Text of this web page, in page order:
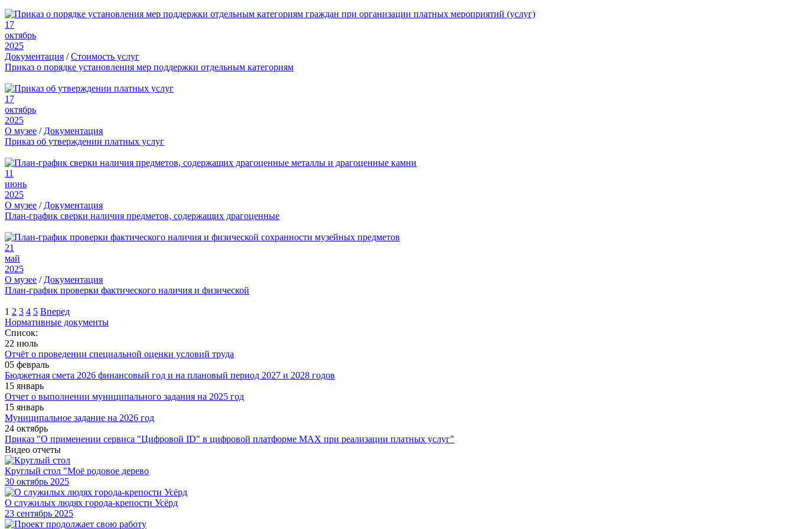
17
октябрь
2025
Документация /Стоимость услуг
Приказ о порядке установления мер поддержки отдельным категориям
17
октябрь
2025
О музее / Документация
Приказ об утверждении платных услуг
11
июнь
2025
О музее / Документация
План-график сверки наличия предметов, содержащих драгоценные
21
май
2025
О музее / Документация
План-график проверки фактического наличия и физической
1 2 3 4 5 Вперед
Нормативные документы
Список:
22 июль
Отчёт о проведении специальной оценки условий труда
05 февраль
Бюджетная смета 2026 финансовый год и на плановый период 2027 и 2028 годов
15 январь
Отчет о выполнении муниципального задания на 2025 год
15 январь
Муниципальное задание на 2026 год
24 октябрь
Приказ "О применении сервиса "Цифровой ID" в цифровой платформе МАХ при реализации платных услуг"
Видео отчеты
Круглый стол "Моё родовое дерево
30 октябрь 2025
О служилых людях города-крепости Усёрд
23 сентябрь 2025